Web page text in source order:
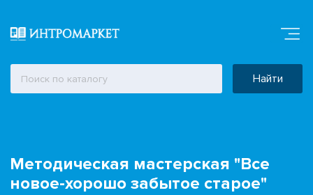
Найти
Методическая мастерская "Все
новое-хорошо забытое старое"